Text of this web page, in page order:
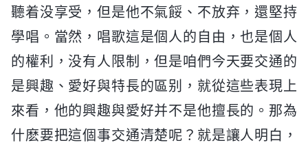
聽着没享受，但是他不氣餒、不放弃，還堅持
學唱。當然，唱歌這是個人的自由，也是個人
的權利，没有人限制，但是咱們今天要交通的
是興趣、愛好與特長的區别，就從這些表現上
來看，他的興趣與愛好并不是他擅長的。那為
什麽要把這個事交通清楚呢？就是讓人明白，